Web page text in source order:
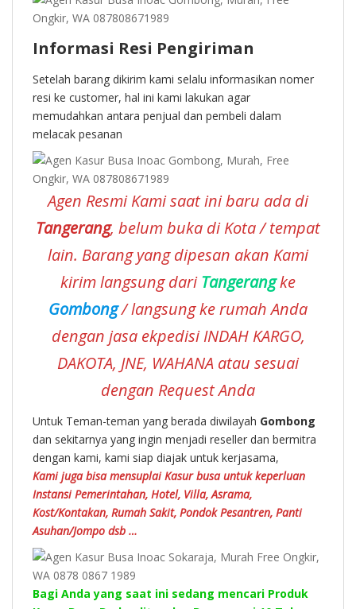
Informasi Resi Pengiriman
Setelah barang dikirim kami selalu informasikan nomer
resi ke customer, hal ini kami lakukan agar
memudahkan antara penjual dan pembeli dalam
melacak pesanan
Agen Resmi Kami saat ini baru ada di
Tangerang, belum buka di Kota / tempat
lain. Barang yang dipesan akan Kami
kirim langsung dariTangerangke
Gombong/ langsung ke rumah Anda
dengan jasa ekpedisi INDAH KARGO,
DAKOTA, JNE, WAHANA atau sesuai
dengan Request Anda
Untuk Teman-teman yang berada diwilayah Gombong
dan sekitarnya yang ingin menjadi reseller dan bermitra
dengan kami, kami siap diajak untuk kerjasama,
Kami juga bisa mensuplai Kasur busa untuk keperluan
Instansi Pemerintahan, Hotel, Villa, Asrama,
Kost/Kontakan, Rumah Sakit, Pondok Pesantren, Panti
Asuhan/Jompo dsb …
Bagi Anda yang saat ini sedang mencari Produk